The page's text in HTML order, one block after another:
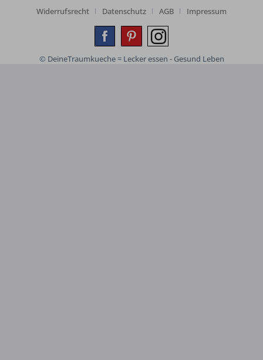
Widerrufsrecht
Datenschutz AGB Impressum
© DeineTraumkueche = Lecker essen - Gesund Leben